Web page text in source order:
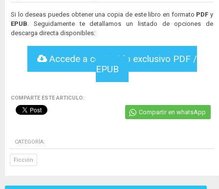
Si lo deseas puedes obtener una copia de este libro en formato PDF y
EPUB . Seguidamente te detallamos un listado de opciones de
descarga directa disponibles:
Accede a contenido exclusivo PDF /
EPUB
COMPARTE ESTE ARTICULO:
Compartir en whatsApp
CATEGORÍA:
Ficción